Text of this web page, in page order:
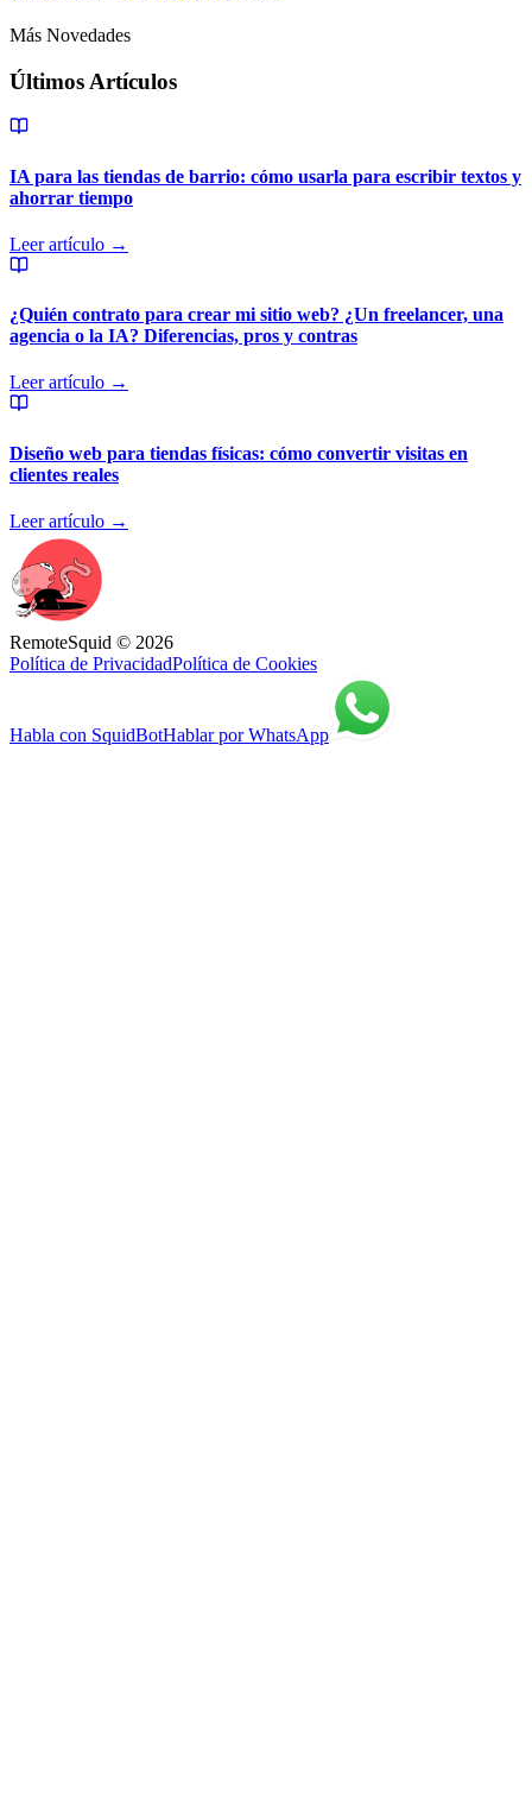
Más Novedades
Últimos Artículos
IA para las tiendas de barrio: cómo usarla para escribir textos y
ahorrar tiempo
Leer artículo →
¿Quién contrato para crear mi sitio web? ¿Un freelancer, una
agencia o la IA? Diferencias, pros y contras
Leer artículo →
Diseño web para tiendas físicas: cómo convertir visitas en
clientes reales
Leer artículo →
RemoteSquid © 2026
Política de PrivacidadPolítica de Cookies
Habla con SquidBotHablar por WhatsApp